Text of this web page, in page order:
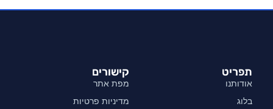
קישורים
מפת אתר
מדיניות פרטיות
תפריט
אודותנו
בלוג